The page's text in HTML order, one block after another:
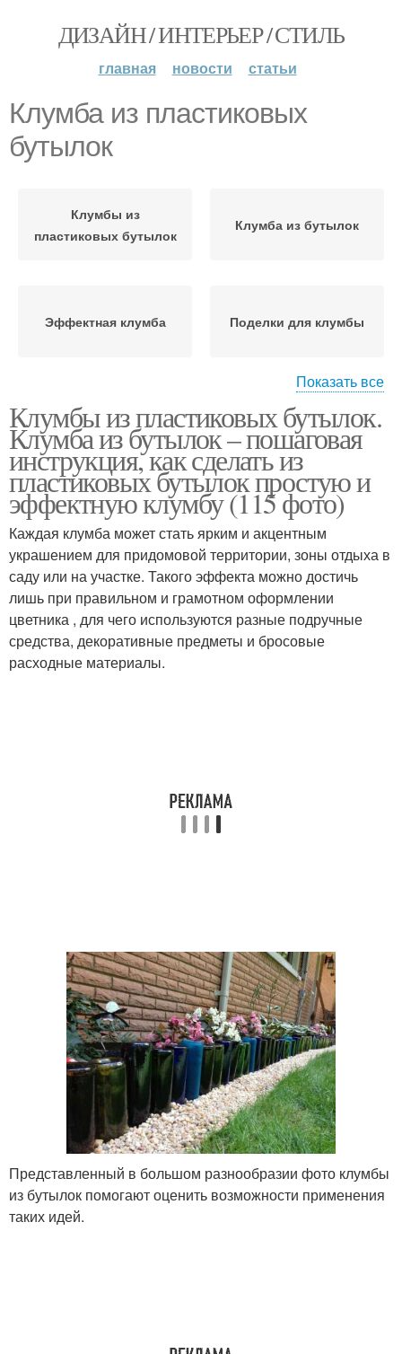
ДИЗАЙН / ИНТЕРЬЕР / СТИЛЬ
главная новости статьи
Клумба из пластиковых
бутылок
Клумбы из
пластиковых бутылок
Клумба из бутылок
Эффектная клумба Поделки для клумбы
Пластиковые бутылки
Бутылки для
ограждений
Подвесная клумба Стеклянные бутылки
Разнообразные клумбы Клумбы из бутылок
Клумбы при помощи
Бутылки для двора Бутылки для сада
Ограждение из
пластиковых бутылок
Бутылки для клумбы
Забор из пластиковых
бутылок
Поделки из
пластиковых бутылок
Показать все
Клумбы из пластиковых бутылок.
Клумба из бутылок – пошаговая
инструкция, как сделать из
пластиковых бутылок простую и
эффектную клумбу (115 фото)
Каждая клумба может стать ярким и акцентным
украшением для придомовой территории, зоны отдыха в
саду или на участке. Такого эффекта можно достичь
лишь при правильном и грамотном оформлении
цветника , для чего используются разные подручные
средства, декоративные предметы и бросовые
расходные материалы.
Представленный в большом разнообразии фото клумбы
из бутылок помогают оценить возможности применения
таких идей.